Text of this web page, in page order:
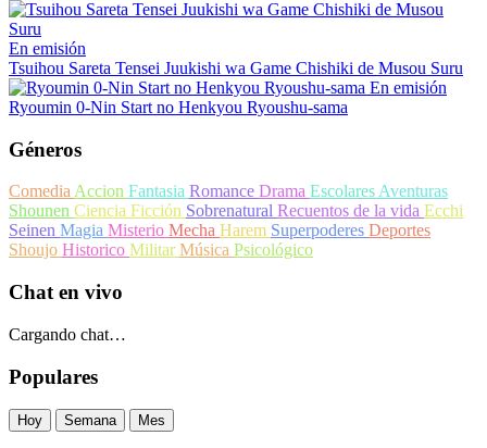
En emisión
Tsuihou Sareta Tensei Juukishi wa Game Chishiki de Musou Suru
En emisión
Ryoumin 0-Nin Start no Henkyou Ryoushu-sama
Géneros
ComediaAccion Fantasia Romance Drama EscolaresAventuras
Shounen Ciencia Ficción Sobrenatural Recuentos de la vida Ecchi
Seinen Magia Misterio Mecha Harem Superpoderes Deportes
Shoujo Historico MilitarMúsica Psicológico
Chat en vivo
Cargando chat…
Populares
Hoy Semana Mes